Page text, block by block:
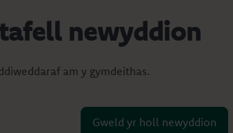
newyddion
am y gymdeithas.
Gweld yr holl newyddion